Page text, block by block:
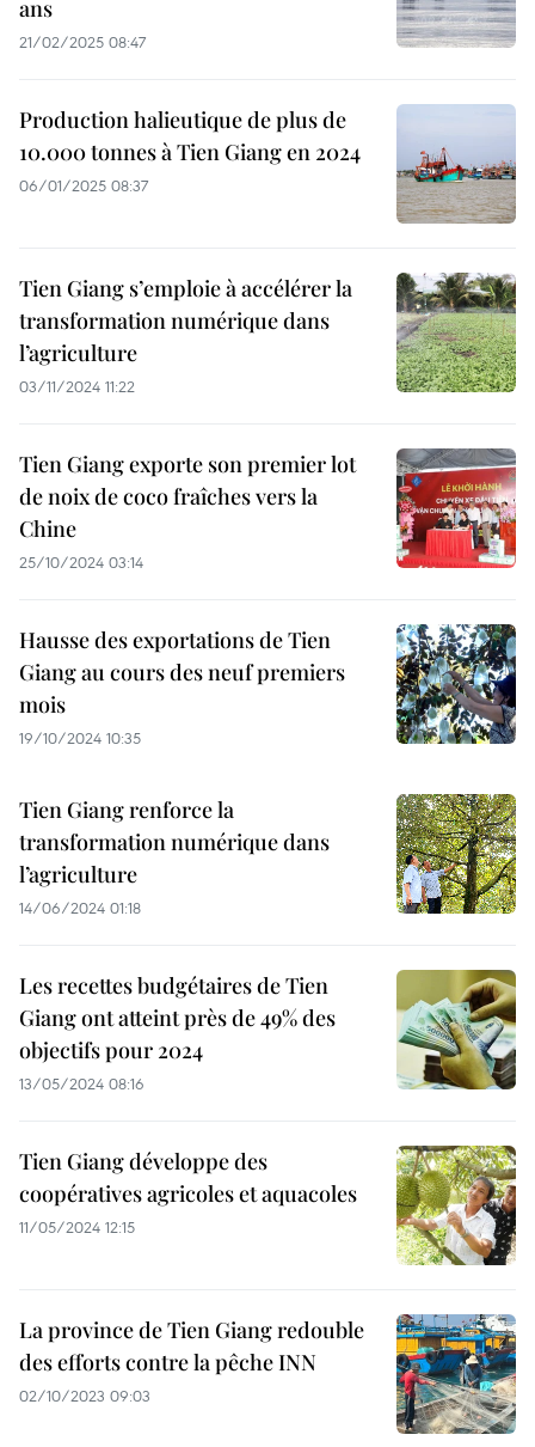
ans
21/02/2025 08:47
Production halieutique de plus de
10.000 tonnes à Tien Giang en 2024
06/01/2025 08:37
Tien Giang s’emploie à accélérer la
transformation numérique dans
l’agriculture
03/11/2024 11:22
Tien Giang exporte son premier lot
de noix de coco fraîches vers la
Chine
25/10/2024 03:14
Hausse des exportations de Tien
Giang au cours des neuf premiers
mois
19/10/2024 10:35
Tien Giang renforce la
transformation numérique dans
l’agriculture
14/06/2024 01:18
Les recettes budgétaires de Tien
Giang ont atteint près de 49% des
objectifs pour 2024
13/05/2024 08:16
Tien Giang développe des
coopératives agricoles et aquacoles
11/05/2024 12:15
La province de Tien Giang redouble
des efforts contre la pêche INN
02/10/2023 09:03